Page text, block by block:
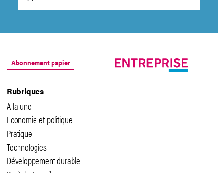
Rubriques
A la une
Economie et politique
Pratique
Technologies
Développement durable
Abonnement papier